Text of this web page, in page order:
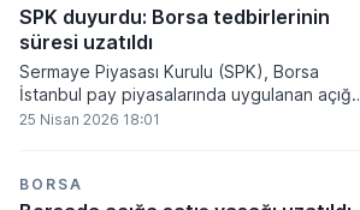
SPK duyurdu: Borsa tedbirlerinin
süresi uzatıldı
Sermaye Piyasası Kurulu (SPK), Borsa
İstanbul pay piyasalarında uygulanan açığa
satış yasağı ile kredili işlemlerdeki öz
25 Nisan 2026 18:01
BORSA